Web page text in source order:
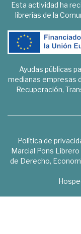
Esta actividad ha
librerías de la
Ayudas públicas
medianas empresas
Recuperación,
Política de
Marcial Pons
de Derecho,